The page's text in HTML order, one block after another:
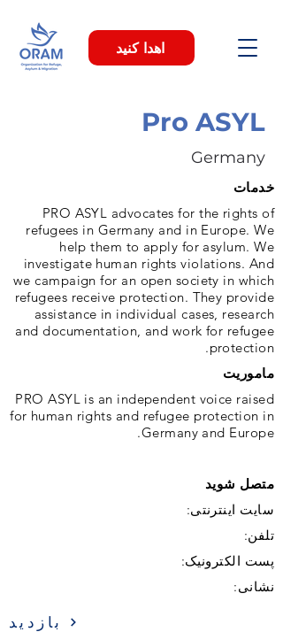
اهدا کنید
Pro ASYL
Germany
خدمات
PRO ASYL advocates for the rights of
refugees in Germany and in Europe. We
help them to apply for asylum. We
investigate human rights violations. And
we campaign for an open society in which
refugees receive protection. They provide
assistance in individual cases, research
and documentation, and work for refugee
protection.
ماموریت
PRO ASYL is an independent voice raised
for human rights and refugee protection in
Germany and Europe.
متصل شوید
سایت اینترنتی:
تلفن:
پست الکترونیک:
نشانی:
بازدید